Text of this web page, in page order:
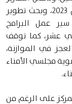
الإدارية والمالية عن النصف الأول من العام 2023، وبحث تطوير
عمل البرامج
عشر، كما توقف
في الموازنة،
مجلسي الأمناء
على الرغم من